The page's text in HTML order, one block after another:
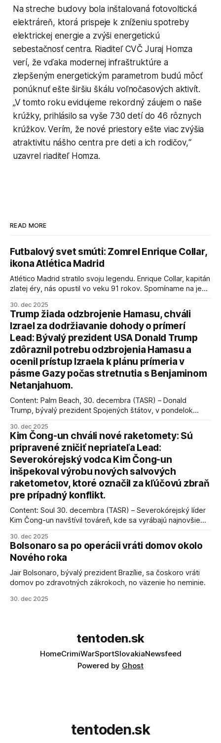
Na streche budovy bola inštalovaná fotovoltická
elektráreň, ktorá prispeje k zníženiu spotreby
elektrickej energie a zvýši energetickú
sebestačnosť centra. Riaditeľ CVČ Juraj Homza
verí, že vďaka modernej infraštruktúre a
zlepšeným energetickým parametrom budú môcť
ponúknuť ešte širšiu škálu voľnočasových aktivít.
„V tomto roku evidujeme rekordný záujem o naše
krúžky, prihlásilo sa vyše 730 detí do 46 rôznych
krúžkov. Verím, že nové priestory ešte viac zvýšia
atraktivitu nášho centra pre deti a ich rodičov,“
uzavrel riaditeľ Homza.
READ MORE
Futbalový svet smúti: Zomrel Enrique Collar,
ikona Atlética Madrid
Atlético Madrid stratilo svoju legendu. Enrique Collar, kapitán
zlatej éry, nás opustil vo veku 91 rokov. Spomíname na jeho
30. dec 2025
Trump žiada odzbrojenie Hamasu, chváli
Izrael za dodržiavanie dohody o prímerí
Lead: Bývalý prezident USA Donald Trump
zdôraznil potrebu odzbrojenia Hamasu a
ocenil prístup Izraela k plánu prímeria v
pásme Gazy počas stretnutia s Benjaminom
Netanjahuom.
Content: Palm Beach, 30. decembra (TASR) – Donald
Trump, bývalý prezident Spojených štátov, v pondelok
kľúčové pre úspešné dosiahnutie prímeria v Gaze. Agentúra
AFP informuje, že Trump vyjadril presvedčenie, že Izrael plní
podmienky dohody o prí
30. dec 2025
Kim Čong-un chváli nové raketomety: Sú
pripravené zničiť nepriateľa Lead:
Severokórejský vodca Kim Čong-un
inšpekoval výrobu nových salvových
raketometov, ktoré označil za kľúčovú zbraň
pre prípadný konflikt.
Content: Soul 30. decembra (TASR) – Severokórejský líder
Kim Čong-un navštívil továreň, kde sa vyrábajú najnovšie
schopnosti. Informovali o tom štátne médiá KĽDR, na ktoré
sa odvoláva agentúra AFP.
30. dec 2025
Bolsonaro sa po operácii vráti domov okolo
Nového roka
Jair Bolsonaro, bývalý prezident Brazílie, sa čoskoro vráti
domov po zdravotných zákrokoch, no väzenie ho neminie.
30. dec 2025
tentoden.sk
HomeCrimiWarSportSlovakiaNewsfeed
Powered by Ghost
tentoden.sk